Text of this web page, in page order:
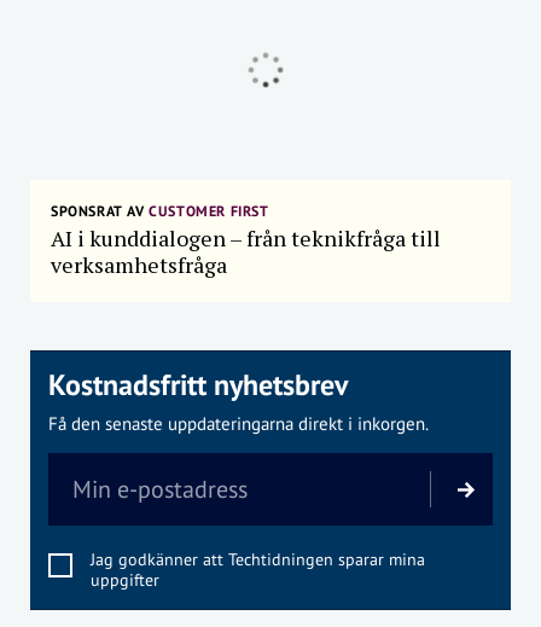
SPONSRAT AVCUSTOMER FIRST
AI i kunddialogen – från teknikfråga till
verksamhetsfråga
Kostnadsfritt nyhetsbrev
Få den senaste uppdateringarna direkt i inkorgen.
Jag godkänner att Techtidningen sparar mina
uppgifter